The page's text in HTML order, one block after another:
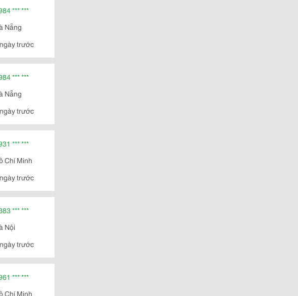
*** ***
Nẵng
trước
*** ***
Nẵng
trước
*** ***
Chí Minh
trước
*** ***
Nội
trước
*** ***
Chí Minh